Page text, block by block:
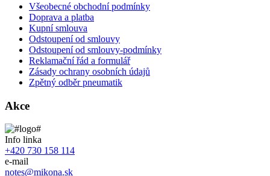
Všeobecné obchodní podmínky
Doprava a platba
Kupní smlouva
Odstoupení od smlouvy
Odstoupení od smlouvy-podmínky
Reklamační řád a formulář
Zásady ochrany osobních údajů
Zpětný odběr pneumatik
Akce
Info linka
+420 730 158 114
e-mail
notes@mikona.sk